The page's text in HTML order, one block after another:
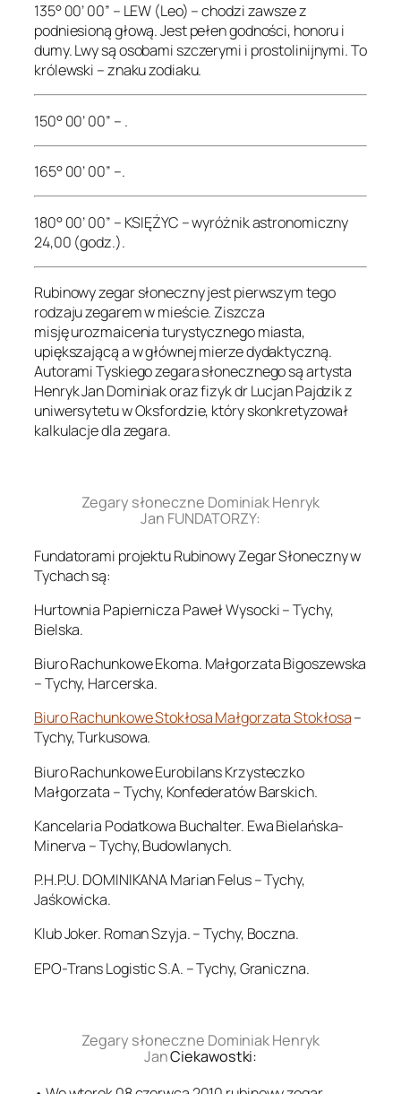
135° 00’ 00” – LEW (Leo) – chodzi zawsze z
podniesioną głową. Jest pełen godności, honoru i
dumy. Lwy są osobami szczerymi i prostolinijnymi. To
królewski – znaku zodiaku.
150° 00’ 00” – .
165° 00’ 00” –.
180° 00’ 00” – KSIĘŻYC – wyróżnik astronomiczny
24,00 (godz.).
Rubinowy zegar słoneczny jest pierwszym tego
rodzaju zegarem w mieście. Ziszcza
misję urozmaicenia turystycznego miasta,
upiększającą a w głównej mierze dydaktyczną.
Autorami Tyskiego zegara słonecznego są artysta
Henryk Jan Dominiak oraz fizyk dr Lucjan Pajdzik z
uniwersytetu w Oksfordzie, który skonkretyzował
kalkulacje dla zegara.
Zegary słoneczne Dominiak Henryk
Jan FUNDATORZY:
Fundatorami projektu Rubinowy Zegar Słoneczny w
Tychach są:
Hurtownia Papiernicza Paweł Wysocki – Tychy,
Bielska.
Biuro Rachunkowe Ekoma. Małgorzata Bigoszewska
– Tychy, Harcerska.
Biuro Rachunkowe Stokłosa Małgorzata Stokłosa–
Tychy, Turkusowa.
Biuro Rachunkowe Eurobilans Krzysteczko
Małgorzata – Tychy, Konfederatów Barskich.
Kancelaria Podatkowa Buchalter. Ewa Bielańska-
Minerva – Tychy, Budowlanych.
P.H.P.U. DOMINIKANA Marian Felus – Tychy,
Jaśkowicka.
Klub Joker. Roman Szyja. – Tychy, Boczna.
EPO-Trans Logistic S.A. – Tychy, Graniczna.
Zegary słoneczne Dominiak Henryk
JanCiekawostki: